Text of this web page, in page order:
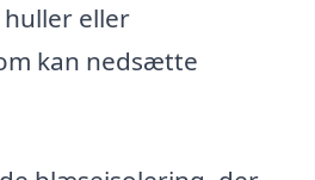
eller
kan nedsætte